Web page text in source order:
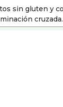
sin gluten y
cruzada.